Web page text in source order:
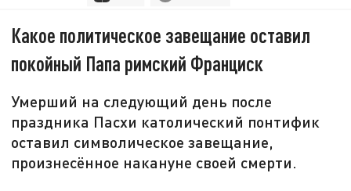
Какое политическое завещание оставил
покойный Папа римский Франциск
Умерший на следующий день после
праздника Пасхи католический понтифик
оставил символическое завещание,
произнесённое накануне своей смерти.